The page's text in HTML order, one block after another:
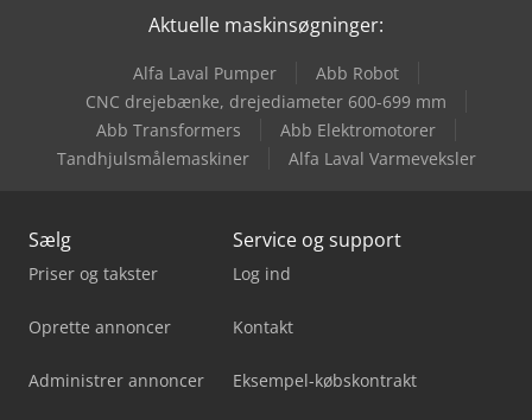
Aktuelle maskinsøgninger:
Alfa Laval Pumper
Abb Robot
CNC drejebænke, drejediameter 600-699 mm
Abb Transformers
Abb Elektromotorer
Tandhjulsmålemaskiner
Alfa Laval Varmeveksler
Sælg
Priser og takster
Oprette annoncer
Administrer annoncer
Service og support
Log ind
Kontakt
Eksempel-købskontrakt